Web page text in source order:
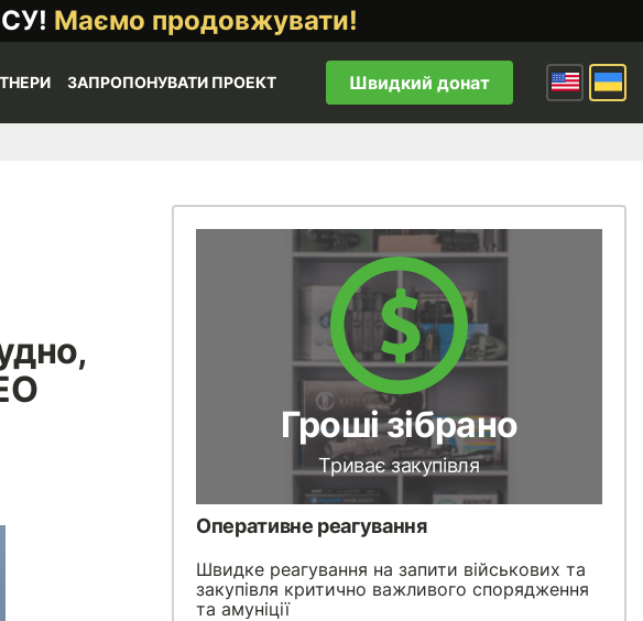
Маємо продовжувати!
ЗАПРОПОНУВАТИ ПРОЕКТ Швидкий донат
Гроші зібрано
Триває закупівля
Оперативне реагування
Швидке реагування на запити військових та
закупівля критично важливого спорядження
та амуніції